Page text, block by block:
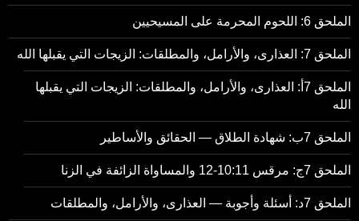
الملحق 6: اللحوم المحرمة على المسيحيين
الملحق 7: العذارى، والأرامل، والمطلقات: الزيجات التي يقبلها الله
الملحق 7أ: العذارى، والأرامل، والمطلقات: الزيجات التي يقبلها
الله
الملحق 7ب: شهادة الطلاق — الحقائق والأساطير
الملحق 7ج: مرقس 10:11-12 والمساواة الزائفة في الزنا
الملحق 7د: أسئلة وأجوبة — العذارى، والأرامل، والمطلقات